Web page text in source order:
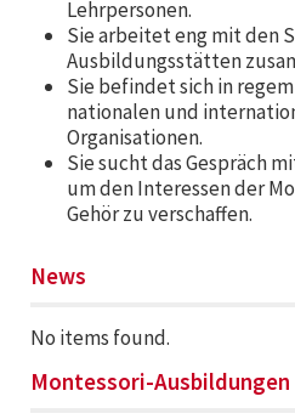
Lehrpersonen.
Sie arbeitet eng mit den
Ausbildungsstätten
Sie befindet sich in
nationalen und
Organisationen.
Sie sucht das Gespräch
um den Interessen der
Gehör zu verschaffen.
News
No items found.
Montessori-Ausbildungen